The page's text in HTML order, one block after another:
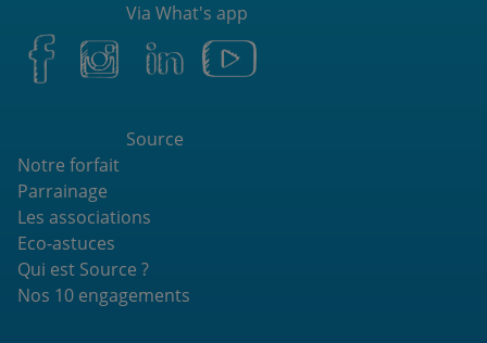
Via What's app
Source
Notre forfait
Parrainage
Les associations
Eco-astuces
Qui est Source ?
Nos 10 engagements